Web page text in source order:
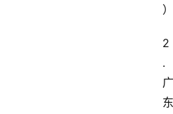
）
2
.
广
东